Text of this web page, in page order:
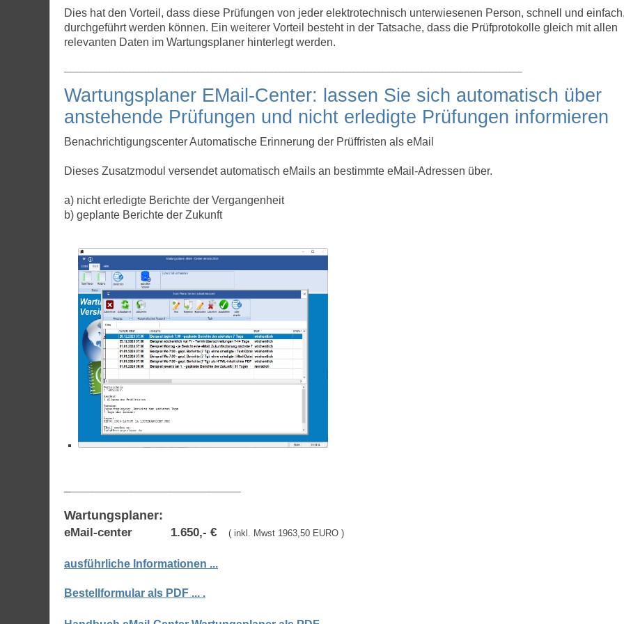
Dies hat den Vorteil, dass diese Prüfungen von jeder elektrotechnisch unterwiesenen Person, schnell und
durchgeführt werden können. Ein weiterer Vorteil besteht in der Tatsache, dass die Prüfprotokolle gleich mit allen
relevanten Daten im Wartungsplaner hinterlegt werden.
Wartungsplaner EMail-Center: lassen Sie sich automatisch über
anstehende Prüfungen und nicht erledigte Prüfungen informieren
Benachrichtigungscenter Automatische Erinnerung der Prüffristen als eMail
Dieses Zusatzmodul versendet automatisch eMails an bestimmte eMail-Adressen über.
a) nicht erledigte Berichte der Vergangenheit
b) geplante Berichte der Zukunft
Wartungsplaner:
eMail-center 1.650,- € ( inkl. Mwst 1963,50 EURO )
ausführliche Informationen ...
Bestellformular als PDF ... .